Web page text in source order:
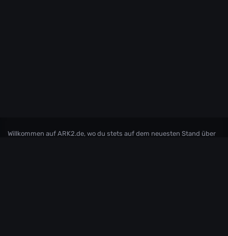
Willkommen auf ARK2.de, wo du stets auf dem neuesten Stand über